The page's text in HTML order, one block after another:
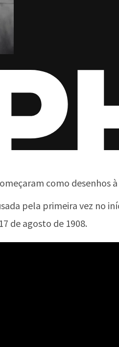
como desenhos
pela primeira vez no
de agosto de 1908.